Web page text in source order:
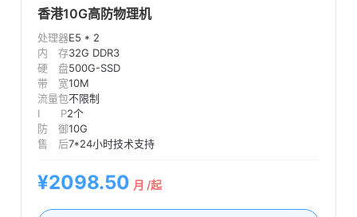
香港10G高防物理机
处理器E5 * 2
内 存32G DDR3
硬 盘500G-SSD
带 宽10M
流量包不限制
I P2个
防 御10G
售 后7*24小时技术支持
¥2098.50 月 /起